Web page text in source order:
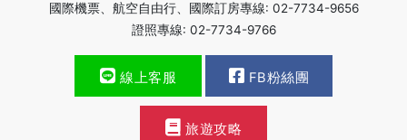
國際機票、航空自由行、國際訂房專線: 02-7734-9656
證照專線: 02-7734-9766
線上客服 FB粉絲團
旅遊攻略